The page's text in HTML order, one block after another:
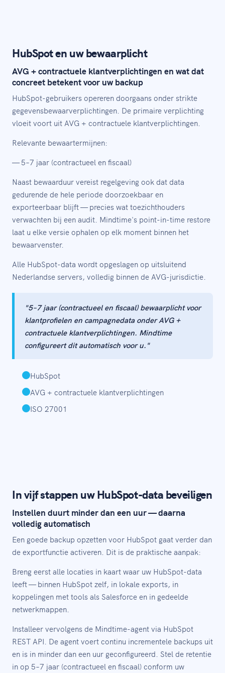
HubSpot en uw bewaarplicht
AVG + contractuele klantverplichtingen en wat dat
concreet betekent voor uw backup
HubSpot-gebruikers opereren doorgaans onder strikte
gegevensbewaarverplichtingen. De primaire verplichting
vloeit voort uit AVG + contractuele klantverplichtingen.
Relevante bewaartermijnen:
— 5–7 jaar (contractueel en fiscaal)
Naast bewaarduur vereist regelgeving ook dat data
gedurende de hele periode doorzoekbaar en
exporteerbaar blijft — precies wat toezichthouders
verwachten bij een audit. Mindtime's point-in-time restore
laat u elke versie ophalen op elk moment binnen het
bewaarvenster.
Alle HubSpot-data wordt opgeslagen op uitsluitend
Nederlandse servers, volledig binnen de AVG-jurisdictie.
"5–7 jaar (contractueel en fiscaal) bewaarplicht voor
klantprofielen en campagnedata onder AVG +
contractuele klantverplichtingen. Mindtime
configureert dit automatisch voor u."
HubSpot
AVG + contractuele klantverplichtingen
ISO 27001
In vijf stappen uw HubSpot-data beveiligen
Instellen duurt minder dan een uur — daarna
volledig automatisch
Een goede backup opzetten voor HubSpot gaat verder dan
de exportfunctie activeren. Dit is de praktische aanpak:
Breng eerst alle locaties in kaart waar uw HubSpot-data
leeft — binnen HubSpot zelf, in lokale exports, in
koppelingen met tools als Salesforce en in gedeelde
netwerkmappen.
Installeer vervolgens de Mindtime-agent via HubSpot
REST API. De agent voert continu incrementele backups uit
en is in minder dan een uur geconfigureerd. Stel de retentie
in op 5–7 jaar (contractueel en fiscaal) conform uw